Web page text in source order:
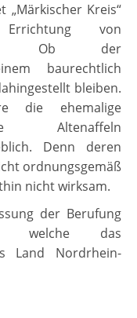
„Märkischer Kreis“
von
vor. Ob der
baurechtlich
bleiben.
die ehemalige
Altenaffeln
Denn deren
ordnungsgemäß
nicht wirksam.
der Berufung
welche das
Land Nordrhein-